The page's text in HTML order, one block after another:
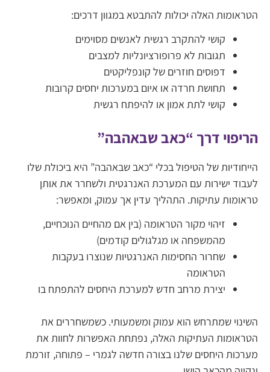
הטראומות האלה יכולות להתבטא במגוון דרכים:
קושי להתקרב רגשית לאנשים מסוימים
תגובות לא פרופורציונליות למצבים
דפוסים חוזרים של קונפליקטים
תחושת חרדה או איום במערכות יחסים קרובות
קושי לתת אמון או להיפתח רגשית
הריפוי דרך “כאב שבאהבה”
הייחודיות של הטיפול בכלי “כאב שבאהבה” היא ביכולת שלו
לעבוד ישירות עם המערכת האנרגטית ולשחרר את אותן
טראומות עתיקות. התהליך עדין אך עמוק, ומאפשר:
זיהוי מקור הטראומה (בין אם מהחיים הנוכחיים,
מהמשפחה או מגלגולים קודמים)
שחרור החסימות האנרגטיות שנוצרו בעקבות
הטראומה
יצירת מרחב חדש למערכת היחסים להתפתח בו
השינוי שמתרחש הוא עמוק ומשמעותי. כשמשחררים את
הטראומות העתיקות האלה, נפתחת האפשרות לחוות את
מערכות היחסים שלנו בצורה חדשה לגמרי – פתוחה, זורמת